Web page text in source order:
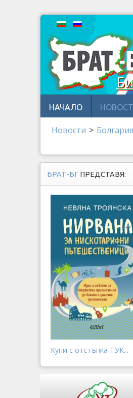
НАЧАЛО
Новости > Бoлгария
БРАТ-БГ ПРЕДСТАВЯ:
Купи с отстъпка ТУК...